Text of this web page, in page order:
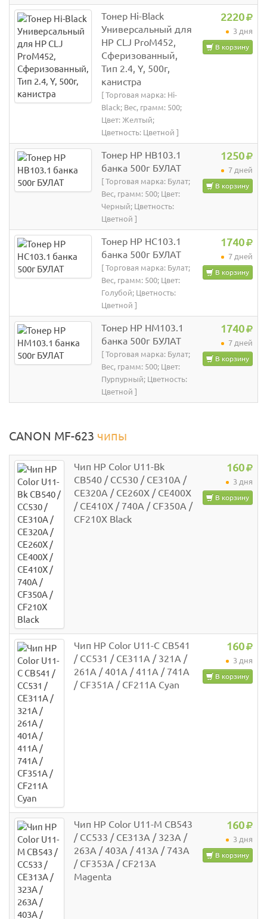
Тонер Hi-Black
Универсальный для
HP CLJ ProM452,
Сферизованный,
Тип 2.4, Y, 500г,
канистра
[ Торговая марка: Hi-
Black; Вес, грамм: 500;
Цвет: Желтый;
Цветность: Цветной ]
2220
3 дня
В корзину
Тонер HP HB103.1
банка 500г БУЛАТ
[ Торговая марка: Булат;
Вес, грамм: 500; Цвет:
Черный; Цветность:
Цветной ]
1250
7 дней
В корзину
Тонер HP HC103.1
банка 500г БУЛАТ
[ Торговая марка: Булат;
Вес, грамм: 500; Цвет:
Голубой; Цветность:
Цветной ]
1740
7 дней
В корзину
Тонер HP HM103.1
банка 500г БУЛАТ
[ Торговая марка: Булат;
Вес, грамм: 500; Цвет:
Пурпурный; Цветность:
Цветной ]
1740
7 дней
В корзину
CANON MF-623 чипы
Чип HP Color U11-Bk
CB540 / CC530 / CE310A /
CE320A / CE260X / CE400X
/ CE410X / 740A / CF350A /
CF210X Black
160
3 дня
В корзину
Чип HP Color U11-C CB541
/ CC531 / CE311A / 321A /
261A / 401A / 411A / 741A
/ CF351A / CF211A Cyan
160
3 дня
В корзину
Чип HP Color U11-M CB543
/ CC533 / CE313A / 323A /
263A / 403A / 413A / 743A
/ CF353A / CF213A
Magenta
160
3 дня
В корзину